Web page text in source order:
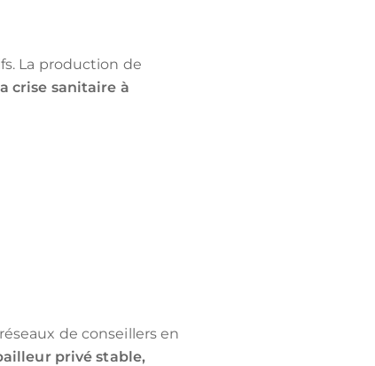
La production de
crise sanitaire à
de conseillers en
privé stable,